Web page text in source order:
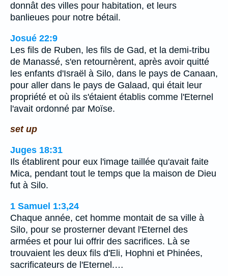
donnât des villes pour habitation, et leurs
banlieues pour notre bétail.
Josué 22:9
Les fils de Ruben, les fils de Gad, et la demi-tribu
de Manassé, s'en retournèrent, après avoir quitté
les enfants d'Israël à Silo, dans le pays de Canaan,
pour aller dans le pays de Galaad, qui était leur
propriété et où ils s'étaient établis comme l'Eternel
l'avait ordonné par Moïse.
set up
Juges 18:31
Ils établirent pour eux l'image taillée qu'avait faite
Mica, pendant tout le temps que la maison de Dieu
fut à Silo.
1 Samuel 1:3,24
Chaque année, cet homme montait de sa ville à
Silo, pour se prosterner devant l'Eternel des
armées et pour lui offrir des sacrifices. Là se
trouvaient les deux fils d'Eli, Hophni et Phinées,
sacrificateurs de l'Eternel.…